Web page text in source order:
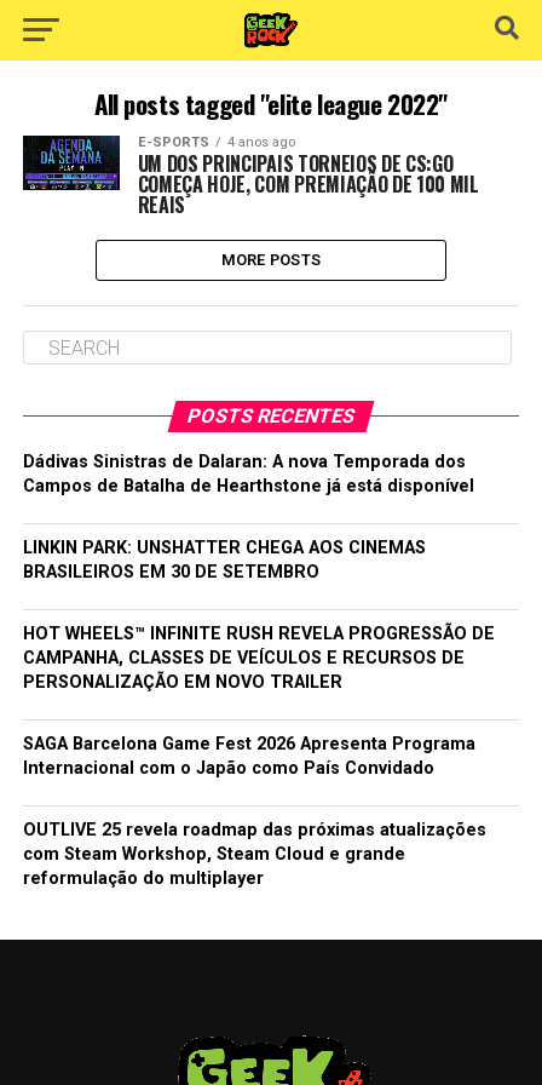
All posts tagged "elite league 2022"
E-SPORTS 4 anos ago
UM DOS PRINCIPAIS TORNEIOS DE CS:GO
COMEÇA HOJE, COM PREMIAÇÃO DE 100 MIL
REAIS
MORE POSTS
POSTS RECENTES
Dádivas Sinistras de Dalaran: A nova Temporada dos
Campos de Batalha de Hearthstone já está disponível
LINKIN PARK: UNSHATTER CHEGA AOS CINEMAS
BRASILEIROS EM 30 DE SETEMBRO
HOT WHEELS™ INFINITE RUSH REVELA PROGRESSÃO DE
CAMPANHA, CLASSES DE VEÍCULOS E RECURSOS DE
PERSONALIZAÇÃO EM NOVO TRAILER
SAGA Barcelona Game Fest 2026 Apresenta Programa
Internacional com o Japão como País Convidado
OUTLIVE 25 revela roadmap das próximas atualizações
com Steam Workshop, Steam Cloud e grande
reformulação do multiplayer